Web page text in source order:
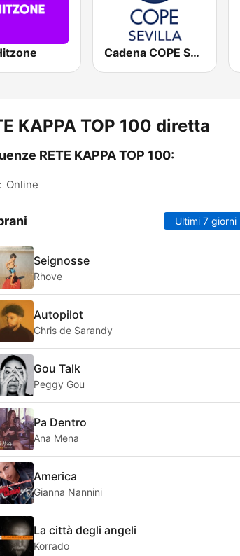
Cadena COPE Sevilla
KAPPA TOP 100 diretta
RETE KAPPA TOP 100:
Online
Ultimi 7 giorni
Seignosse
Rhove
Autopilot
Chris de Sarandy
Gou Talk
Peggy Gou
Pa Dentro
Ana Mena
America
Gianna Nannini
La città degli angeli
Korrado